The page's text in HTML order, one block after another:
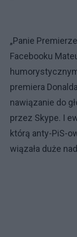
„Panie
Facebooku
premiera
nawiązanie do
przez Skype. I
którą anty-PiS-
wiązała duże